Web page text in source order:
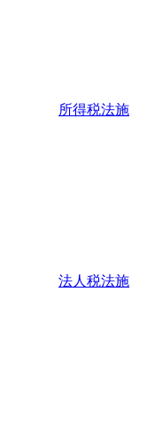
所得税法施
法人税法施